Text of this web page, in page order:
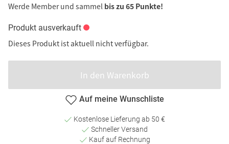
Werde Member und sammel bis zu 65 Punkte!
Produkt ausverkauft
Dieses Produkt ist aktuell nicht verfügbar.
In den Warenkorb
Auf meine Wunschliste
Kostenlose Lieferung ab 50 €
Schneller Versand
Kauf auf Rechnung